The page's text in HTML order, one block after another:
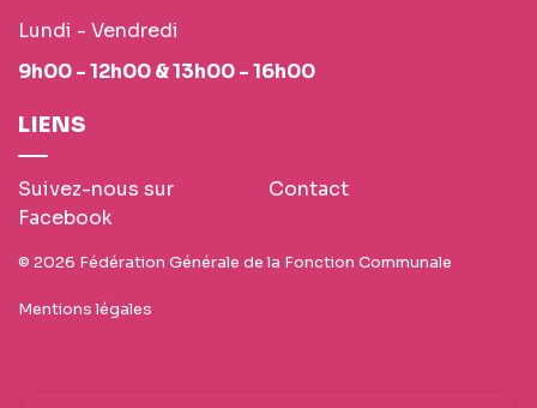
Lundi - Vendredi
9h00 - 12h00 & 13h00 - 16h00
LIENS
Suivez-nous sur
Facebook
Contact
© 2026 Fédération Générale de la Fonction Communale
Mentions légales